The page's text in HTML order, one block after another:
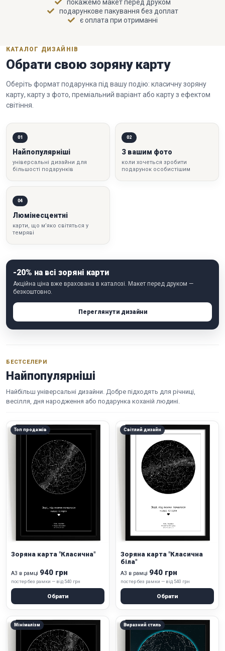
покажемо макет перед друком
подарункове пакування без доплат
є оплата при отриманні
КАТАЛОГ ДИЗАЙНІВ
Обрати свою зоряну карту
Оберіть формат подарунка під вашу подію: класичну зоряну
карту, карту з фото, преміальний варіант або карту з ефектом
світіння.
01
Найпопулярніші
універсальні дизайни для
більшості подарунків
02
З вашим фото
коли хочеться зробити
подарунок особистішим
04
Люмінесцентні
карти, що м’яко світяться у
темряві
-20% на всі зоряні карти
Акційна ціна вже врахована в каталозі. Макет перед друком —
безкоштовно.
Переглянути дизайни
БЕСТСЕЛЕРИ
Найпопулярніші
Найбільш універсальні дизайни. Добре підходять для річниці,
весілля, дня народження або подарунка коханій людині.
Топ продажів
Зоряна карта "Класична"
А3 в рамці 940 грн
постер без рамки — від 540 грн
Обрати
Світлий дизайн
Зоряна карта "Класична
біла"
А3 в рамці 940 грн
постер без рамки — від 540 грн
Обрати
Мінімалізм Виразний стиль